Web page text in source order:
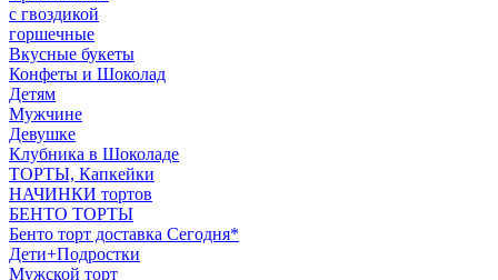
с гвоздикой
горшечные
Вкусные букеты
Конфеты и Шоколад
Детям
Мужчине
Девушке
Клубника в Шоколаде
ТОРТЫ, Капкейки
НАЧИНКИ тортов
БЕНТО ТОРТЫ
Бенто торт доставка Сегодня*
Дети+Подростки
Мужской торт